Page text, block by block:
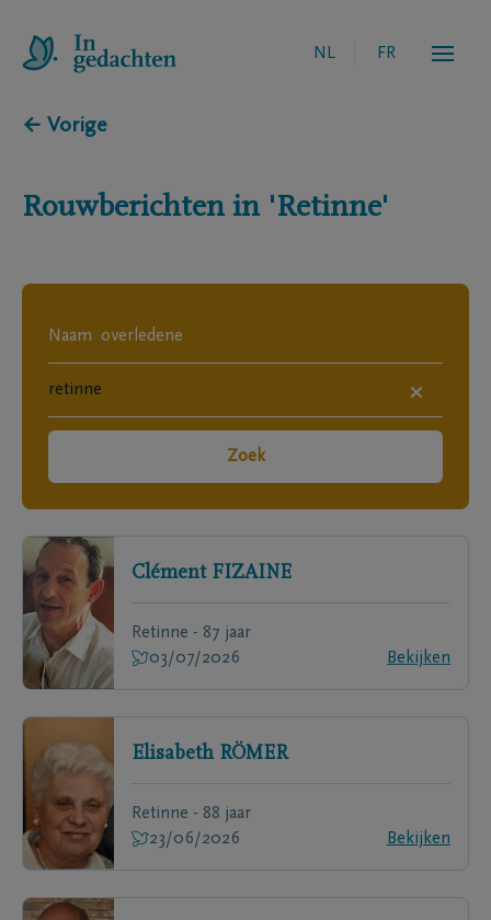
NL FR
← Vorige
Rouwberichten in 'Retinne'
×
Zoek
Clément FIZAINE
Retinne - 87 jaar
03/07/2026
Bekijken
Elisabeth RÖMER
Retinne - 88 jaar
23/06/2026
Bekijken